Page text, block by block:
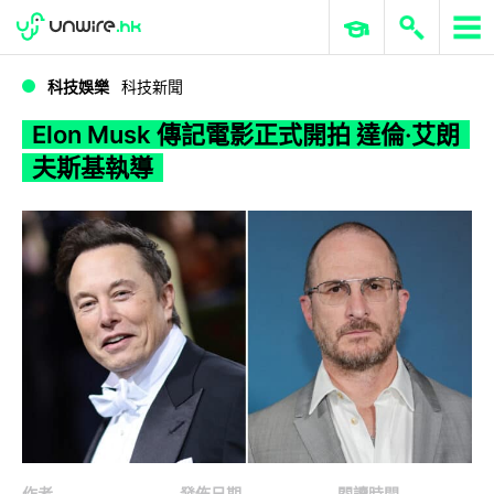
WWDC 2026 ERP 與商業 AI
科技娛樂 科技新聞
Elon Musk 傳記電影正式開拍 達倫·艾朗
夫斯基執導